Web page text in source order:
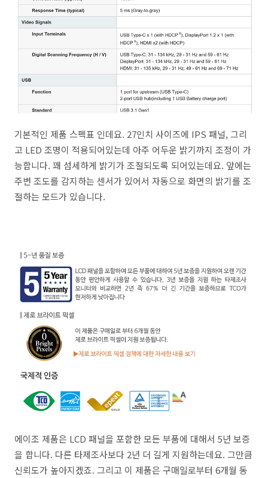
기본적인 제품 스펙표 인데요. 27인치 사이즈에 IPS 패널, 그리
고 LED 조명이 적용되어있는데 아주 어두운 밝기까지 조정이 가
능합니다. 꽤 섬세하게 밝기가 조절되도록 되어있는데요. 앞에는
주변 조도를 감지하는 센서가 있어서 자동으로 화면의 밝기를 조
절하는 모드가 있습니다.
에이조 제품은 LCD 패널을 포함한 모든 부품에 대해서 5년 보증
을 합니다. 다른 타제조사보다 2년 더 길게 지원하는데요. 그만큼
신뢰도가 높아지겠죠. 그리고 이 제품은 구매일로부터 6개월 동